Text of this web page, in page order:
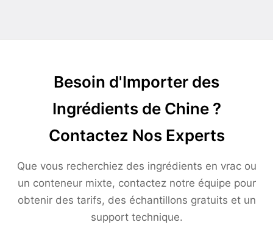
Besoin d'Importer des
Ingrédients de Chine ?
Contactez Nos Experts
Que vous recherchiez des ingrédients en vrac ou
un conteneur mixte, contactez notre équipe pour
obtenir des tarifs, des échantillons gratuits et un
support technique.